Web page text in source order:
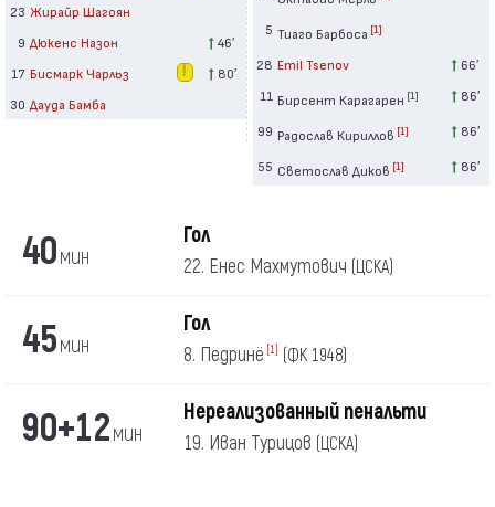
23 Жирайр Шагоян
9 Дюкенс Назон
46′
17 Бисмарк Чарльз
80′
30 Дауда Бамба
5 Тиаго Барбоса [1]
28 Emil Tsenov
66′
11 Бирсент Карагарен [1] 86′
99 Радослав Кириллов [1] 86′
55 Светослав Диков [1] 86′
40мин
Гол
22. Енес Махмутович (ЦСКА)
45мин
Гол
8. Педринё [1] (ФК 1948)
90+12мин
Нереализованный пенальти
19. Иван Турицов (ЦСКА)